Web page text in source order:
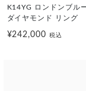
K14YG ロンドンブル
ダイヤモンド リング
¥242,000税込